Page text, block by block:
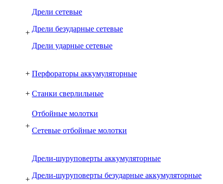
+
Дрели сетевые
Дрели безударные сетевые
Дрели ударные сетевые
+ Перфораторы аккумуляторные
+ Станки сверлильные
+
Отбойные молотки
Сетевые отбойные молотки
+
Дрели-шуруповерты аккумуляторные
Дрели-шуруповерты безударные аккумуляторные